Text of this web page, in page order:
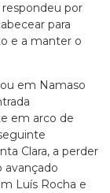
por
para
e a manter o
em Namaso
em arco de
Clara, a perder
avançado
Luís Rocha e